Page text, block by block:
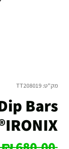
מק"ט: TT208019
IRONIX®